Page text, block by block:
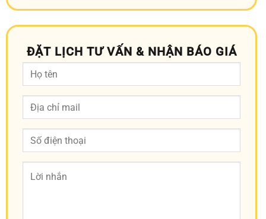
ĐẶT LỊCH TƯ VẤN & NHẬN BÁO GIÁ